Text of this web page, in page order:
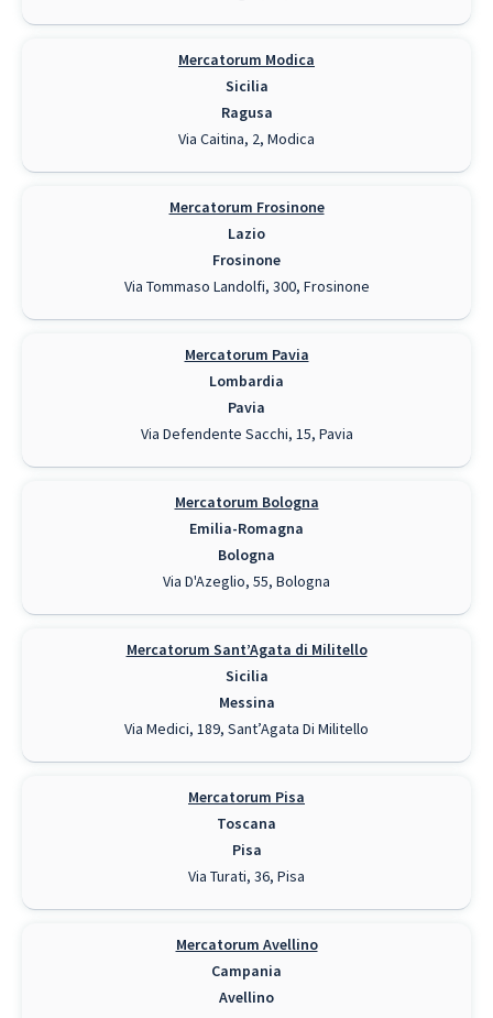
Mercatorum Modica
Sicilia
Ragusa
Via Caitina, 2, Modica
Mercatorum Frosinone
Lazio
Frosinone
Via Tommaso Landolfi, 300, Frosinone
Mercatorum Pavia
Lombardia
Pavia
Via Defendente Sacchi, 15, Pavia
Mercatorum Bologna
Emilia-Romagna
Bologna
Via D'Azeglio, 55, Bologna
Mercatorum Sant’Agata di Militello
Sicilia
Messina
Via Medici, 189, Sant’Agata Di Militello
Mercatorum Pisa
Toscana
Pisa
Via Turati, 36, Pisa
Mercatorum Avellino
Campania
Avellino